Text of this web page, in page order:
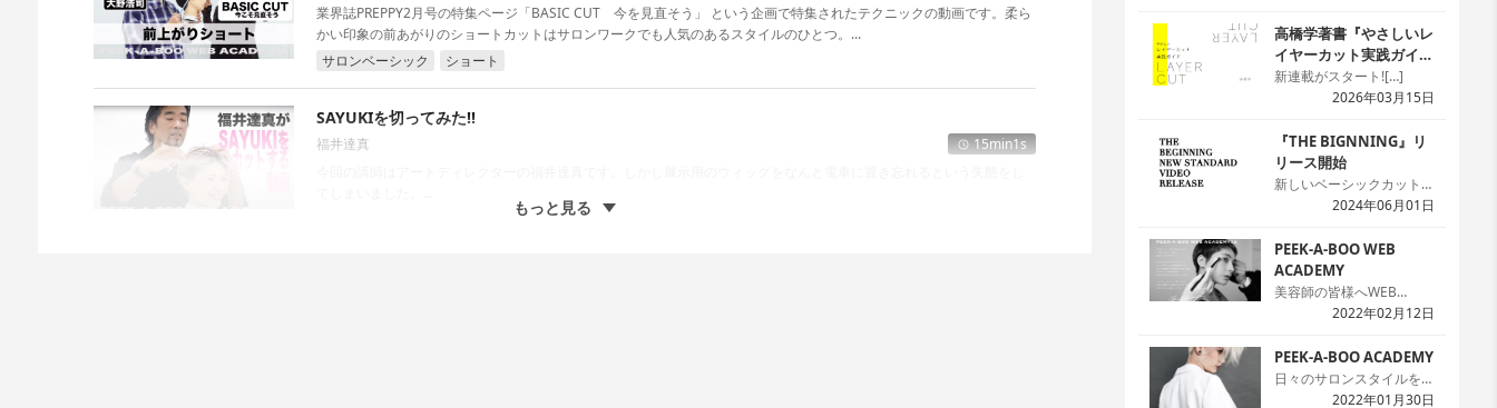
業界誌PREPPY2月号の特集ページ「BASIC CUT 今を見直そう」 という企画で特集されたテクニックの動画です。柔ら
かい印象の前あがりのショートカットはサロンワークでも人気のあるスタイルのひとつ。...
サロンベーシック
ショート
SAYUKIを切ってみた!!
福井達真
15min1s
もっと見る
高橋学著書『やさしいレ
イヤーカット実践ガイ
ド』
新連載がスタート![…]
2026年03月15日
『THE BIGNNING』リ
リース開始
新しいベーシックカット本
の『THE BIGNNING』の
ACADEMY」にて公開を開
始しました。本では2次元
のため解説が難しい場面で
も動画なら一目瞭然です。
で理解度がアップ。プレミ
アム会員なら何回でも見れ
て嬉しいですね。[…]
2024年06月01日
PEEK-A-BOO WEB
ACADEMY
美容師の皆様へWEB
ACADEMYのサイトへよう
録をお願いします。[…]
2022年02月12日
PEEK-A-BOO ACADEMY
日々のサロンスタイルを生
かしつつ、ハイセンスなデ
2022年01月30日